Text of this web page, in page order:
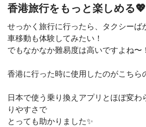
香港旅行をもっと楽しめる💖
せっかく旅行に行ったら、タクシーば
車移動も体験してみたい！
でもなかなか難易度は高いですよね〜！
香港に行った時に使用したのがこちら
日本で使う乗り換えアプリとほぼ変わ
りやすさで
とっても助かりました✨